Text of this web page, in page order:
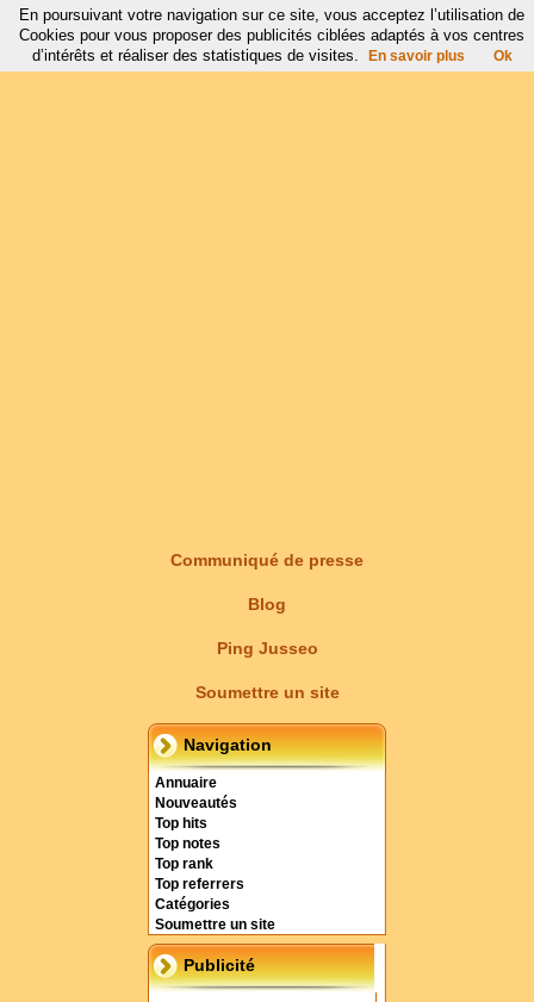
Communiqué de presse
Blog
Ping Jusseo
Soumettre un site
Navigation
Annuaire
Nouveautés
Top hits
Top notes
Top rank
Top referrers
Catégories
Soumettre un site
Publicité
En poursuivant votre navigation sur ce site, vous acceptez l’utilisation de
Cookies pour vous proposer des publicités ciblées adaptés à vos centres
d’intérêts et réaliser des statistiques de visites.
En savoir plus Ok